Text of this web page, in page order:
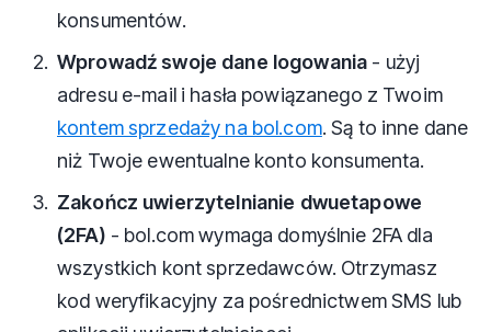
konsumentów.
Wprowadź swoje dane logowania - użyj
adresu e-mail i hasła powiązanego z Twoim
kontem sprzedaży na bol.com. Są to inne dane
niż Twoje ewentualne konto konsumenta.
Zakończ uwierzytelnianie dwuetapowe
(2FA) - bol.com wymaga domyślnie 2FA dla
wszystkich kont sprzedawców. Otrzymasz
kod weryfikacyjny za pośrednictwem SMS lub